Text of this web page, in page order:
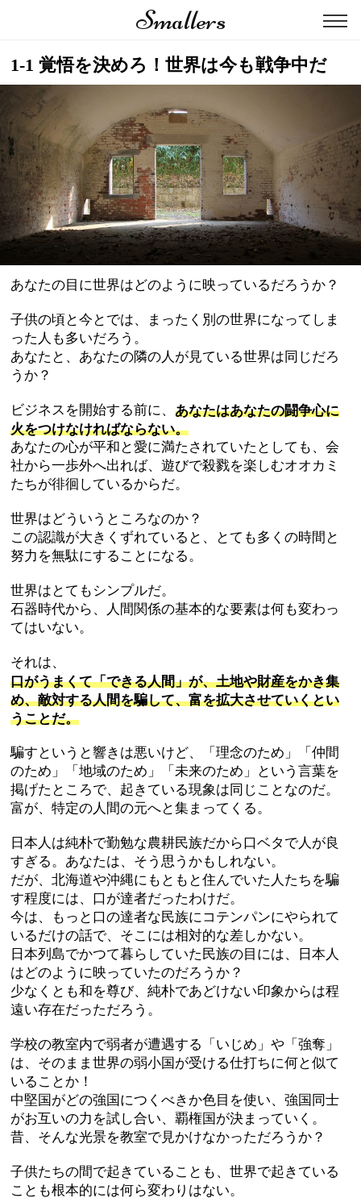
Smallers
1-1 覚悟を決めろ！世界は今も戦争中だ
あなたの目に世界はどのように映っているだろうか？
子供の頃と今とでは、まったく別の世界になってしま
った人も多いだろう。
あなたと、あなたの隣の人が見ている世界は同じだろ
うか？
ビジネスを開始する前に、あなたはあなたの闘争心に
火をつけなければならない。
あなたの心が平和と愛に満たされていたとしても、会
社から一歩外へ出れば、遊びで殺戮を楽しむオオカミ
たちが徘徊しているからだ。
世界はどういうところなのか？
この認識が大きくずれていると、とても多くの時間と
努力を無駄にすることになる。
世界はとてもシンプルだ。
石器時代から、人間関係の基本的な要素は何も変わっ
てはいない。
それは、
口がうまくて「できる人間」が、土地や財産をかき集
め、敵対する人間を騙して、富を拡大させていくとい
うことだ。
騙すというと響きは悪いけど、「理念のため」「仲間
のため」「地域のため」「未来のため」という言葉を
掲げたところで、起きている現象は同じことなのだ。
富が、特定の人間の元へと集まってくる。
日本人は純朴で勤勉な農耕民族だから口ベタで人が良
すぎる。あなたは、そう思うかもしれない。
だが、北海道や沖縄にもともと住んでいた人たちを騙
す程度には、口が達者だったわけだ。
今は、もっと口の達者な民族にコテンパンにやられて
いるだけの話で、そこには相対的な差しかない。
日本列島でかつて暮らしていた民族の目には、日本人
はどのように映っていたのだろうか？
少なくとも和を尊び、純朴であどけない印象からは程
遠い存在だっただろう。
学校の教室内で弱者が遭遇する「いじめ」や「強奪」
は、そのまま世界の弱小国が受ける仕打ちに何と似て
いることか！
中堅国がどの強国につくべきか色目を使い、強国同士
がお互いの力を試し合い、覇権国が決まっていく。
昔、そんな光景を教室で見かけなかっただろうか？
子供たちの間で起きていることも、世界で起きている
ことも根本的には何ら変わりはない。